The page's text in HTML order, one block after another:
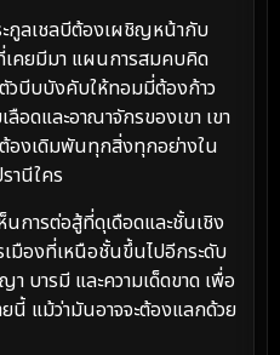
ะกูลเชลบีต้องเผชิญหน้ากับ
คยมีมา แผนการสมคบคิด
วบีบบังคับให้ทอมมี่ต้องก้าว
อดและอาณาจักรของเขา เขา
องเดิมพันทุกสิ่งทุกอย่างใน
านีใคร
การต่อสู้ที่ดุเดือดและชั้นเชิง
มืองที่เหนือชั้นขึ้นไปอีกระดับ
บารมี และความเด็ดขาด เพื่อ
นี้ แม้ว่ามันอาจจะต้องแลกด้วย